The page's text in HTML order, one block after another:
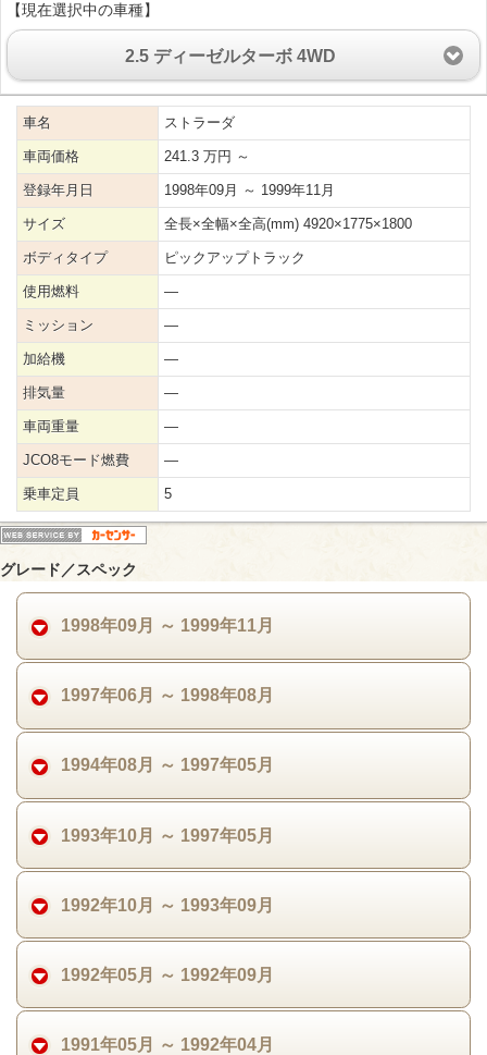
【現在選択中の車種】
2.5 ディーゼルターボ 4WD
車名 ストラーダ
車両価格 241.3 万円 ～
登録年月日 1998年09月 ～ 1999年11月
サイズ 全長×全幅×全高(mm) 4920×1775×1800
ボディタイプ ピックアップトラック
使用燃料 ―
ミッション ―
加給機 ―
排気量 ―
車両重量 ―
JCO8モード燃費 ―
乗車定員 5
グレード／スペック
1998年09月 ～ 1999年11月
1997年06月 ～ 1998年08月
1994年08月 ～ 1997年05月
1993年10月 ～ 1997年05月
1992年10月 ～ 1993年09月
1992年05月 ～ 1992年09月
1991年05月 ～ 1992年04月